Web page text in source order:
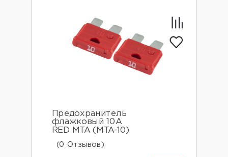
Предохранитель
флажковый 10А
RED MTA (MTA-10)
(0 Отзывов)